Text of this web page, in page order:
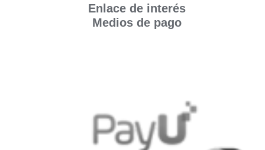
Enlace de interés
Medios de pago